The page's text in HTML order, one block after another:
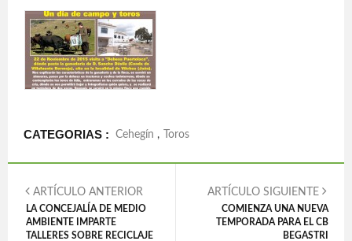
CATEGORIAS : Cehegín , Toros
ARTÍCULO ANTERIOR
LA CONCEJALÍA DE MEDIO
AMBIENTE IMPARTE
TALLERES SOBRE RECICLAJE
ARTÍCULO SIGUIENTE
COMIENZA UNA NUEVA
TEMPORADA PARA EL CB
BEGASTRI